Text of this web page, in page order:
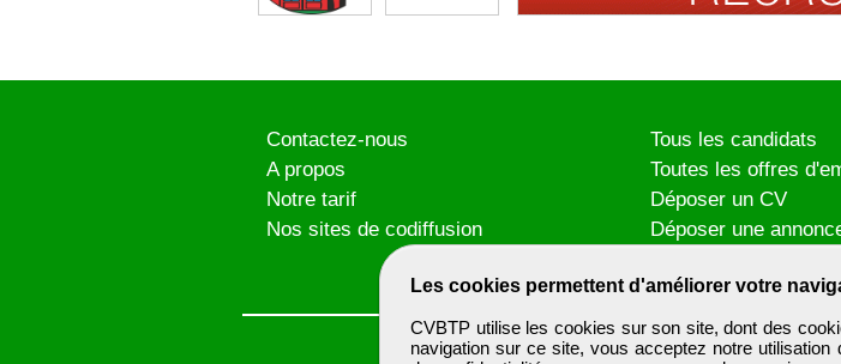
Les cookies permettent d'améliorer votre
CVBTP utilise les cookies sur son site, dont des
navigation sur ce site, vous acceptez notre utilisation
Contactez-nous
A propos
Notre tarif
Nos sites de codiffusion
Tous les candidats
Toutes les offres
Déposer un CV
Déposer une